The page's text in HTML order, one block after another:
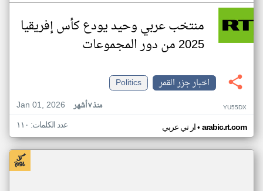
منتخب عربي وحيد يودع كأس إفريقيا
2025 من دور المجموعات
اخبار جزر القمر
Politics
Jan 01, 2026
منذ ٧ أشهر YU55DX
ار تي عربي• arabic.rt.com عدد الكلمات: ١١٠